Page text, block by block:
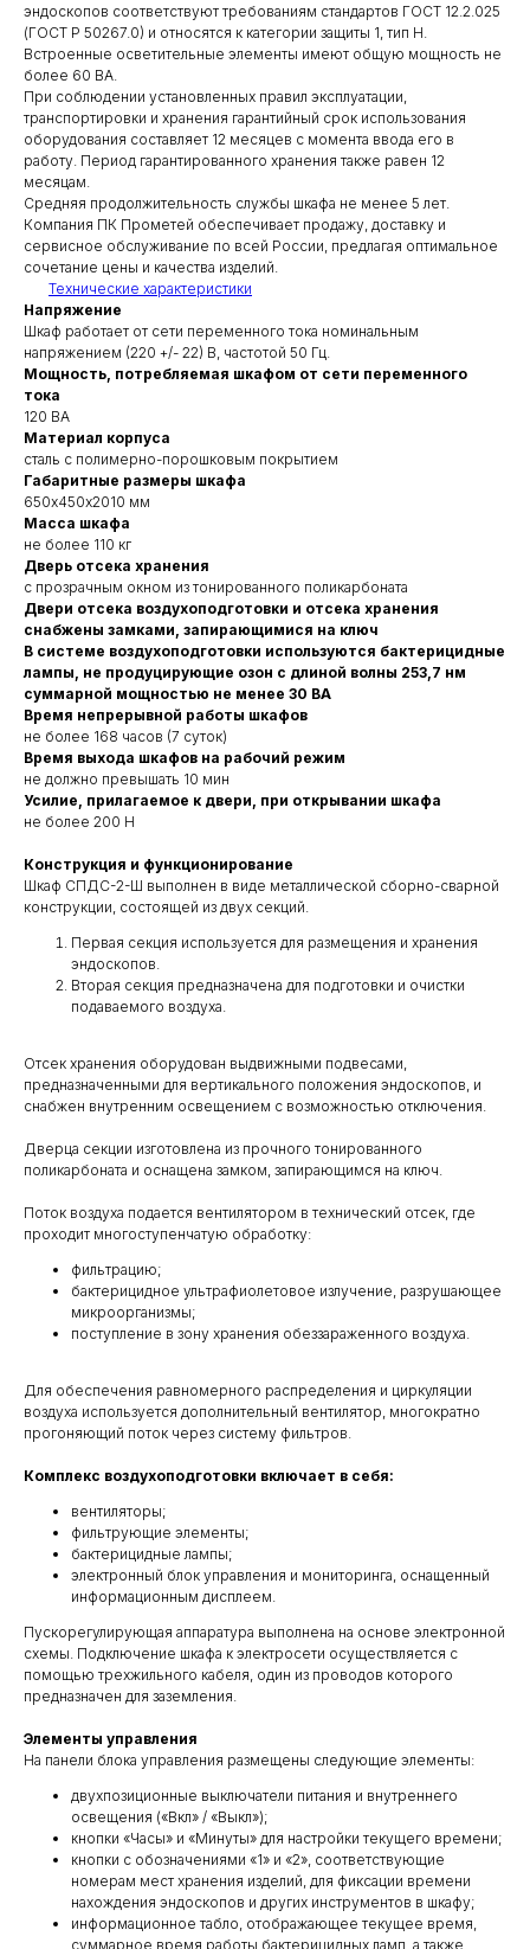
эндоскопов соответствуют требованиям стандартов ГОСТ 12.2.025
(ГОСТ Р 50267.0) и относятся к категории защиты 1, тип Н.
Встроенные осветительные элементы имеют общую мощность не
более 60 ВА.
При соблюдении установленных правил эксплуатации,
транспортировки и хранения гарантийный срок использования
оборудования составляет 12 месяцев с момента ввода его в
работу. Период гарантированного хранения также равен 12
месяцам.
Средняя продолжительность службы шкафа не менее 5 лет.
Компания ПК Прометей обеспечивает продажу, доставку и
сервисное обслуживание по всей России, предлагая оптимальное
сочетание цены и качества изделий.
Технические характеристики
Напряжение
Шкаф работает от сети переменного тока номинальным
напряжением (220 +/- 22) В, частотой 50 Гц.
Мощность, потребляемая шкафом от сети переменного
тока
120 ВА
Материал корпуса
сталь с полимерно-порошковым покрытием
Габаритные размеры шкафа
650х450х2010 мм
Масса шкафа
не более 110 кг
Дверь отсека хранения
с прозрачным окном из тонированного поликарбоната
Двери отсека воздухоподготовки и отсека хранения
снабжены замками, запирающимися на ключ
В системе воздухоподготовки используются бактерицидные
лампы, не продуцирующие озон с длиной волны 253,7 нм
суммарной мощностью не менее 30 ВА
Время непрерывной работы шкафов
не более 168 часов (7 суток)
Время выхода шкафов на рабочий режим
не должно превышать 10 мин
Усилие, прилагаемое к двери, при открывании шкафа
не более 200 Н
Конструкция и функционирование
Шкаф СПДС-2-Ш выполнен в виде металлической сборно-сварной
конструкции, состоящей из двух секций.
Первая секция используется для размещения и хранения
эндоскопов.
Вторая секция предназначена для подготовки и очистки
подаваемого воздуха.
Отсек хранения оборудован выдвижными подвесами,
предназначенными для вертикального положения эндоскопов, и
снабжен внутренним освещением с возможностью отключения.
Дверца секции изготовлена из прочного тонированного
поликарбоната и оснащена замком, запирающимся на ключ.
Поток воздуха подается вентилятором в технический отсек, где
проходит многоступенчатую обработку:
фильтрацию;
бактерицидное ультрафиолетовое излучение, разрушающее
микроорганизмы;
поступление в зону хранения обеззараженного воздуха.
Для обеспечения равномерного распределения и циркуляции
воздуха используется дополнительный вентилятор, многократно
прогоняющий поток через систему фильтров.
Комплекс воздухоподготовки включает в себя:
вентиляторы;
фильтрующие элементы;
бактерицидные лампы;
электронный блок управления и мониторинга, оснащенный
информационным дисплеем.
Пускорегулирующая аппаратура выполнена на основе электронной
схемы. Подключение шкафа к электросети осуществляется с
помощью трехжильного кабеля, один из проводов которого
предназначен для заземления.
Элементы управления
На панели блока управления размещены следующие элементы:
двухпозиционные выключатели питания и внутреннего
освещения («Вкл» / «Выкл»);
кнопки «Часы» и «Минуты» для настройки текущего времени;
кнопки с обозначениями «1» и «2», соответствующие
номерам мест хранения изделий, для фиксации времени
нахождения эндоскопов и других инструментов в шкафу;
информационное табло, отображающее текущее время,
суммарное время работы бактерицидных ламп, а также